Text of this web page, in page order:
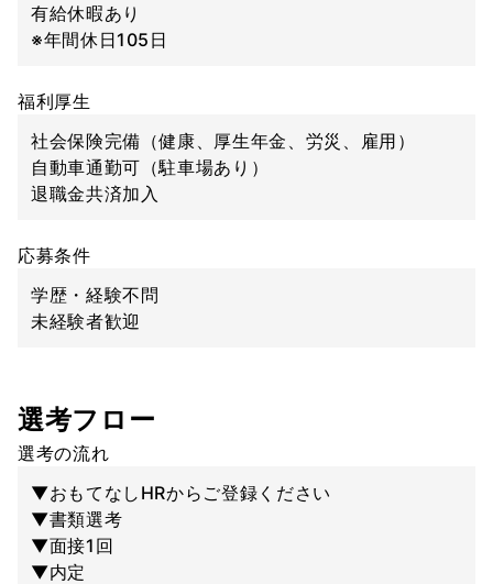
有給休暇あり
※年間休日105日
福利厚生
社会保険完備（健康、厚生年金、労災、雇用）
自動車通勤可（駐車場あり）
退職金共済加入
応募条件
学歴・経験不問
未経験者歓迎
選考フロー
選考の流れ
▼おもてなしHRからご登録ください
▼書類選考
▼面接1回
▼内定